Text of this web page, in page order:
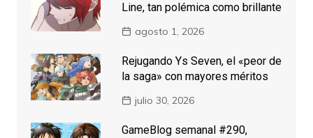
Line, tan polémica como brillante
agosto 1, 2026
Rejugando Ys Seven, el «peor de
la saga» con mayores méritos
julio 30, 2026
GameBlog semanal #290,